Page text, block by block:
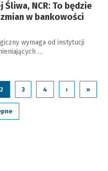
NCR: To będzie
w bankowości
wymaga od instytucji
…
2 3 4 › »